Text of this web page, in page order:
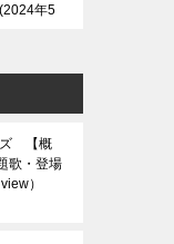
2024年5
ズ 【概
歌・登場
）